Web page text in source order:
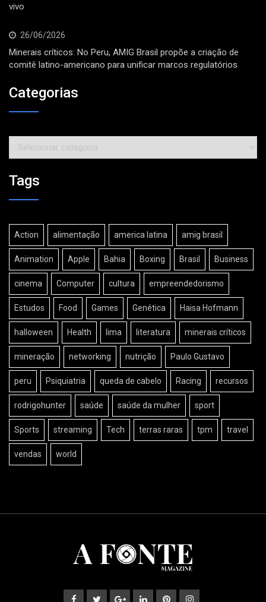
vivo
26/06/2026
Minerais críticos: No Peru, AMIG Brasil propõe a criação de
comitê latino-americano para unificar marcos regulatórios
Categorias
Categorias
Tags
Action alimentação america latina amig brasil
Animation Apple Bahia Boxing Brasil Business
cinema Computer cultura empreendedorismo
Estudos Food Games Genética Haisa Hofmann
halloween Health lima literatura minerais críticos
mineração networking nutrição Paulo Gustavo
peru Psiquiatria queda de cabelo Racing recursos
rodrigohunter saúde saúde da mulher sport
Sports streaming Tech terras raras tpm travel
vendas world